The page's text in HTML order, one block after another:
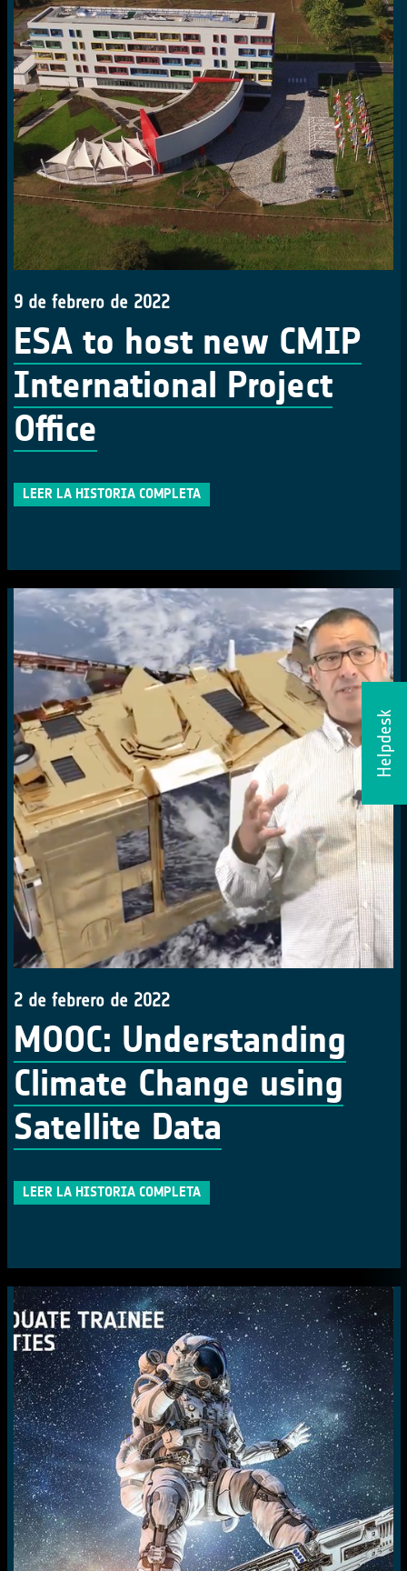
Helpdesk
9 de febrero de 2022
ESA to host new CMIP
International Project
Office
LEER LA HISTORIA COMPLETA
2 de febrero de 2022
MOOC: Understanding
Climate Change using
Satellite Data
LEER LA HISTORIA COMPLETA